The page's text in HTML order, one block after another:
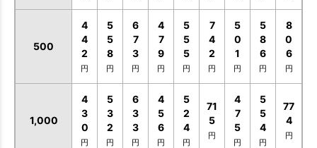
500
4
4
2
円
5
5
8
円
6
7
3
円
4
7
9
円
5
5
5
円
7
4
2
円
5
0
1
円
5
8
6
円
8
0
6
円
1,000
4
3
0
円
5
3
2
円
6
3
3
円
4
5
6
円
5
2
4
円
71
5
円
4
7
5
円
5
5
4
円
77
4
円